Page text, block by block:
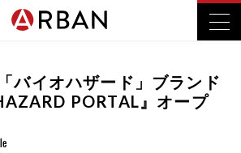
バイオハザード」ブランド
PORTAL』オープ